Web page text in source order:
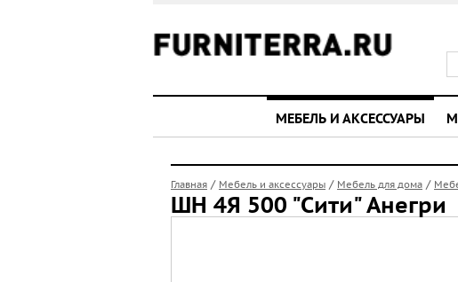
МЕБЕЛЬ И АКСЕССУАРЫ
Главная / Мебель и аксессуары / Мебель для дома /
ШН 4Я 500 "Сити" Анегри